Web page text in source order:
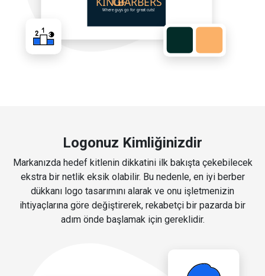
Logonuz Kimliğinizdir
Markanızda hedef kitlenin dikkatini ilk bakışta çekebilecek
ekstra bir netlik eksik olabilir. Bu nedenle, en iyi berber
dükkanı logo tasarımını alarak ve onu işletmenizin
ihtiyaçlarına göre değiştirerek, rekabetçi bir pazarda bir
adım önde başlamak için gereklidir.